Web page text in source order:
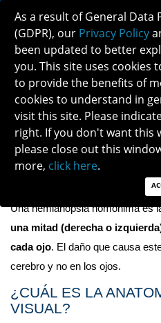
HEMIANOPSIA
¿QUÉ ES UNA
Una hemianopsia homónima es
una mitad (derecha o
cada ojo. El daño que causa
cerebro y no en los ojos.
¿CUÁL ES LA
VISUAL?
As a result of General Data
(GDPR), our Privacy Policy
been updated to better
you. This site uses cookies
to provide the benefits of
cookies to understand in
visit this site. Please
right. If you don't want this
please close out this
more, click here.